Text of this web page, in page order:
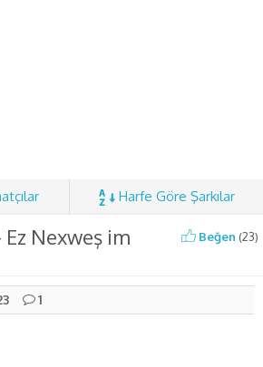
Harfe Göre Şarkılar
Nexweş im Beğen (23)
1